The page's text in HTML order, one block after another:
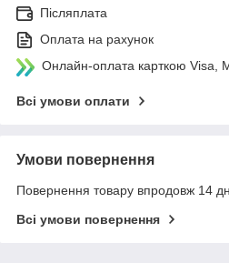
Післяплата
Оплата на рахунок
Онлайн-оплата карткою Visa,
Всі умови оплати
Умови повернення
Повернення товару впродовж 14
Всі умови повернення